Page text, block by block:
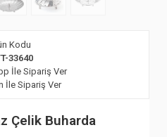
Kodu
33640
İle Sipariş Ver
İle Sipariş Ver
Çelik Buharda